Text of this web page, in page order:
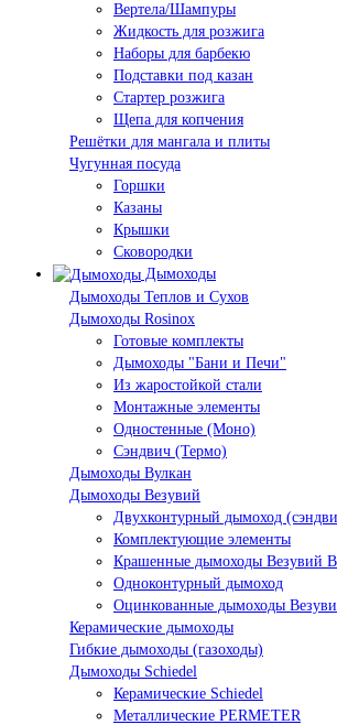
Вертела/Шампуры
Жидкость для розжига
Наборы для барбекю
Подставки под казан
Стартер розжига
Щепа для копчения
Решётки для мангала и плиты
Чугунная посуда
Горшки
Казаны
Крышки
Сковородки
Дымоходы
Дымоходы Теплов и Сухов
Дымоходы Rosinox
Готовые комплекты
Дымоходы "Бани и Печи"
Из жаростойкой стали
Монтажные элементы
Одностенные (Моно)
Сэндвич (Термо)
Дымоходы Вулкан
Дымоходы Везувий
Двухконтурный дымоход
Комплектующие элементы
Крашенные дымоходы Везувий
Одноконтурный дымоход
Оцинкованные дымоходы
Керамические дымоходы
Гибкие дымоходы (газоходы)
Дымоходы Schiedel
Керамические Schiedel
Металлические PERMETER